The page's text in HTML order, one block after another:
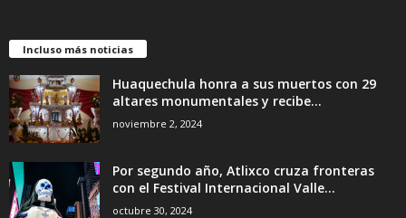
Incluso más noticias
Huaquechula honra a sus muertos con 29
altares monumentales y recibe...
noviembre 2, 2024
Por segundo año, Atlixco cruza fronteras
con el Festival Internacional Valle...
octubre 30, 2024